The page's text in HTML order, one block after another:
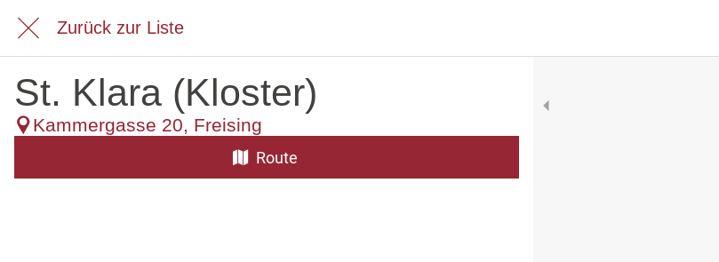
Zurück zur Liste
St. Klara (Kloster)
Kammergasse 20, Freising
Route